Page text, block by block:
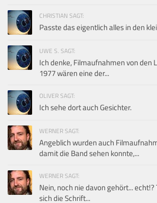
CHRISTIAN SAGT:
Passte das eigentlich alles in den
UWE S. SAGT:
Ich denke, Filmaufnahmen von den
1977 wären eine der...
OLIVER SAGT:
Ich sehe dort auch Gesichter.
WERNER SAGT:
Angeblich wurden auch
damit die Band sehen konnte,...
WERNER SAGT:
Nein, noch nie davon gehört...
sich die Schrift...